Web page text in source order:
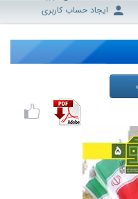
ایجاد حساب کاربری